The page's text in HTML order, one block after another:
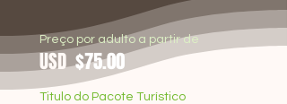
Preço por adulto a partir de
USD $75.00
Titulo do Pacote Turístico